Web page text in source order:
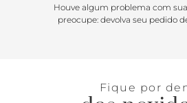
Houve algum problema com
preocupe: devolva seu pedido
Fique por